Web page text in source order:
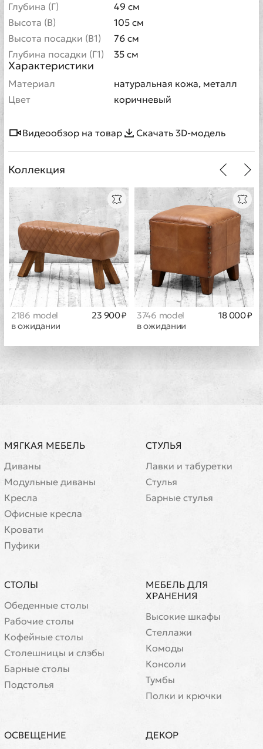
Глубина (Г)
49 см
Высота (В)
105 см
Высота посадки (В1)
76 см
Глубина посадки (Г1)
35 см
Характеристики
Материал
натуральная кожа, металл
Цвет
коричневый
Видеообзор на товар Скачать 3D-модель
Коллекция
2186 model
в ожидании
23 900 ₽
3746 model
в ожидании
18 000 ₽
МЯГКАЯ МЕБЕЛЬ
Диваны
Модульные диваны
Кресла
Офисные кресла
Кровати
Пуфики
СТУЛЬЯ
Лавки и табуретки
Стулья
Барные стулья
СТОЛЫ
Обеденные столы
Рабочие столы
Кофейные столы
Cтолешницы и слэбы
Барные столы
Подстолья
МЕБЕЛЬ ДЛЯ
ХРАНЕНИЯ
Высокие шкафы
Стеллажи
Комоды
Консоли
Тумбы
Полки и крючки
ОСВЕЩЕНИЕ
ДЕКОР